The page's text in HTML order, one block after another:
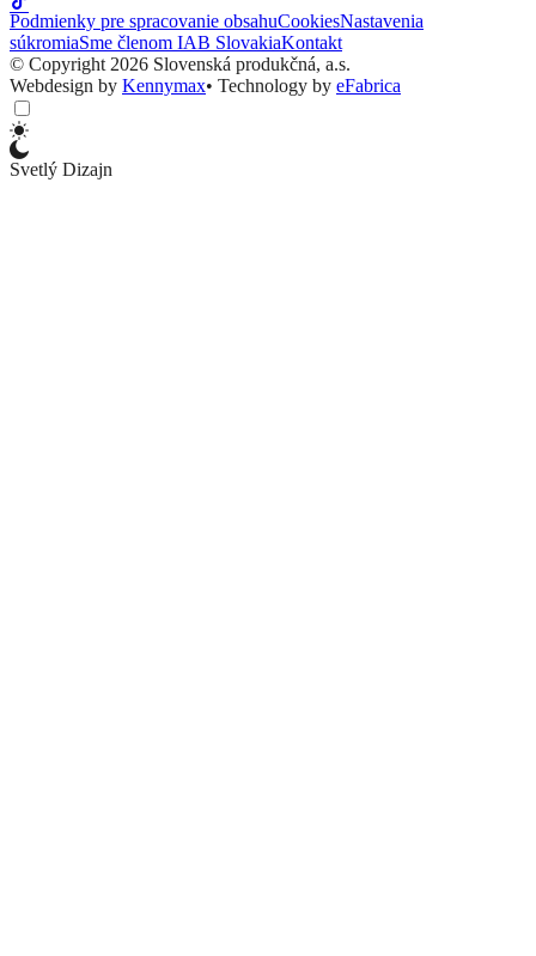
Podmienky pre spracovanie obsahuCookiesNastavenia
súkromiaSme členom IAB SlovakiaKontakt
© Copyright 2026 Slovenská produkčná, a.s.
Webdesign by Kennymax• Technology by eFabrica
Svetlý Dizajn